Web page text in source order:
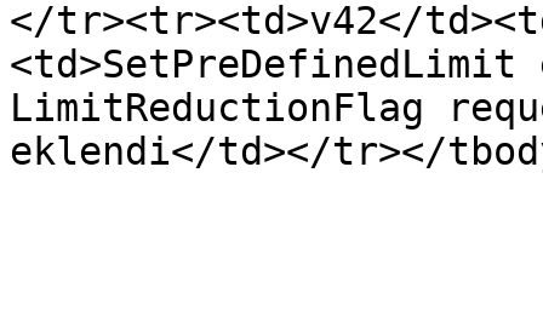
</tr><tr><td>v42</
<td>SetPreDefinedLimit
LimitReductionFlag